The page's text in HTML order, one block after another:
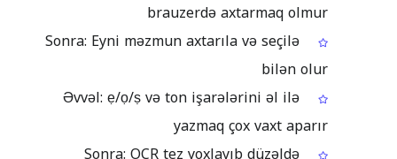
brauzerdə axtarmaq olmur
Sonra: Eyni məzmun axtarıla və seçilə
bilən olur
Əvvəl: ẹ/ọ/ṣ və ton işarələrini əl ilə
yazmaq çox vaxt aparır